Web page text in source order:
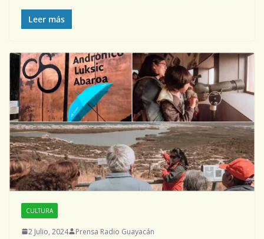
Leer más
CULTURA
2 Julio, 2024 Prensa Radio Guayacán